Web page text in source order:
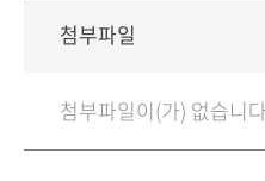
첨부파일
첨부파일이(가) 없습니다.